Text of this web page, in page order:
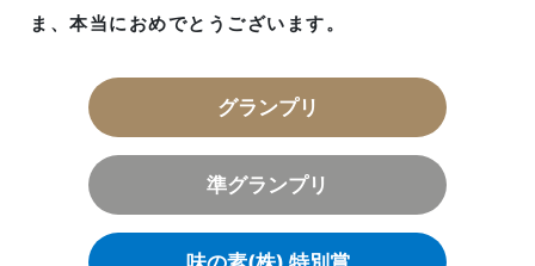
ま、 本当におめでとうございます。
グランプリ
準グランプリ